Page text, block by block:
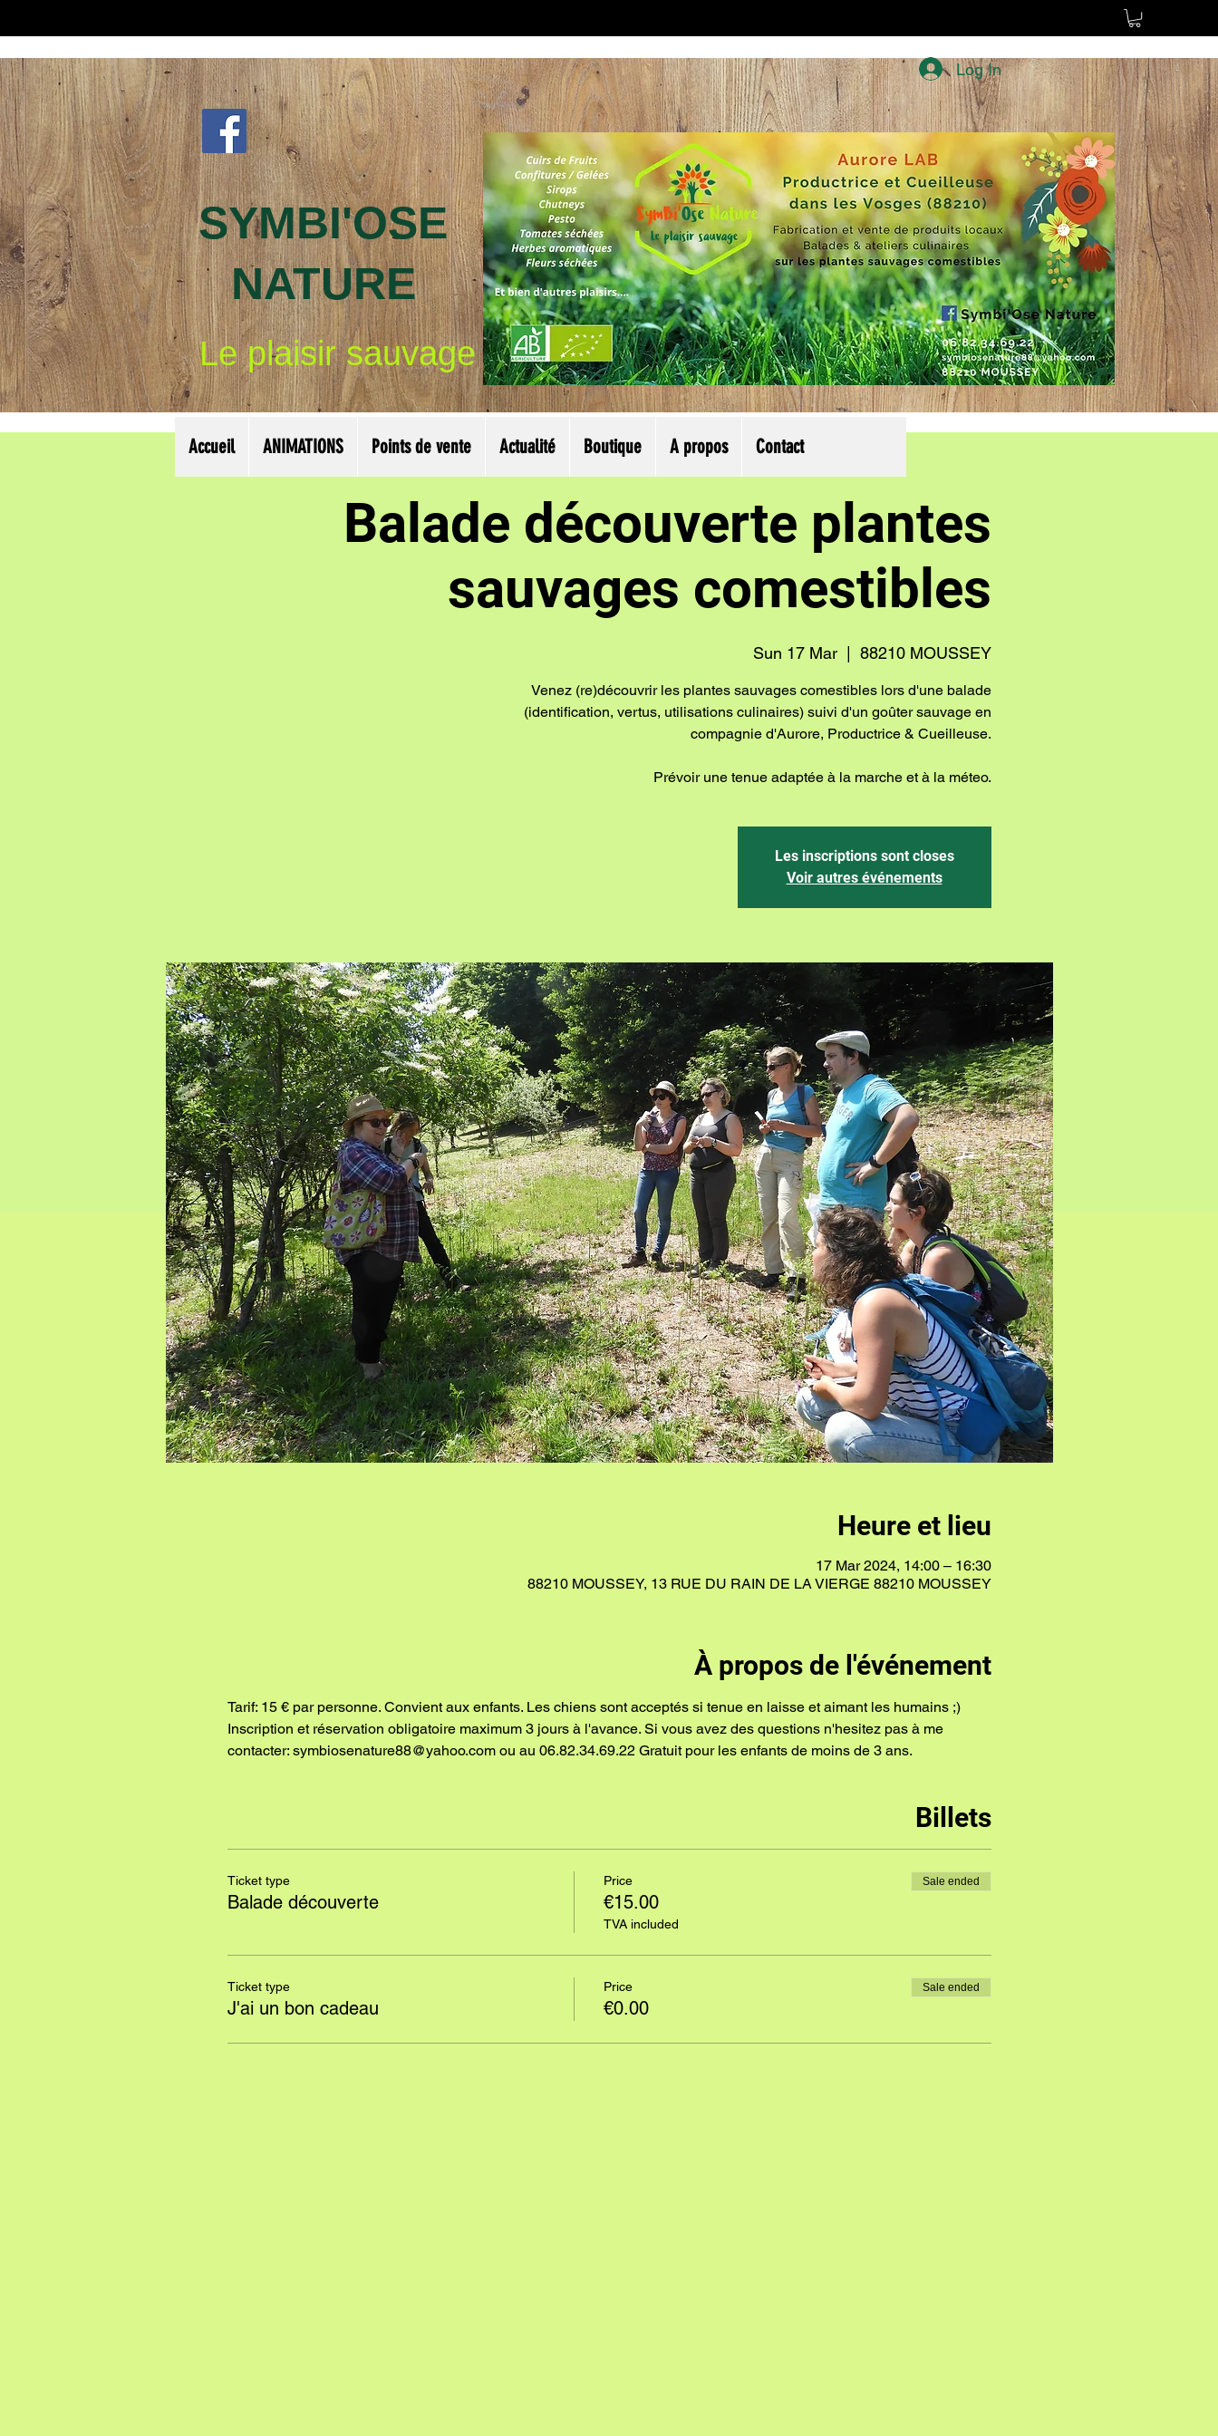
SYMBI'OSE
NATURE
Le plaisir sauvage
Log In
Balade découverte plantes
sauvages comestibles
Sun 17 Mar
  |
88210 MOUSSEY
Venez (re)découvrir les plantes sauvages comestibles lors d'une balade
(identification, vertus, utilisations culinaires) suivi d'un goûter sauvage en
compagnie d'Aurore, Productrice & Cueilleuse.
Prévoir une tenue adaptée à la marche et à la méteo.
Les inscriptions sont closes
Voir autres événements
Heure et lieu
17 Mar 2024, 14:00 – 16:30
88210 MOUSSEY, 13 RUE DU RAIN DE LA VIERGE 88210 MOUSSEY
À propos de l'événement
Tarif: 15 € par personne. Convient aux enfants. Les chiens sont acceptés si tenue en laisse et aimant les humains ;)
Inscription et réservation obligatoire maximum 3 jours à l'avance. Si vous avez des questions n'hesitez pas à me
contacter: symbiosenature88@yahoo.com ou au 06.82.34.69.22 Gratuit pour les enfants de moins de 3 ans.
Billets
Ticket type
Balade découverte
Price
€15.00
TVA included
Sale ended
Ticket type
J'ai un bon cadeau
Price
€0.00
Sale ended
Accueil ANIMATIONS Points de vente Actualité Boutique A propos Contact